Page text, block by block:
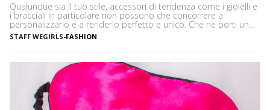
Qualunque sia il tuo stile, accessori di tendenza come i gioielli e
i bracciali in particolare non possono che concorrere a
personalizzarlo e a renderlo perfetto e unico. Che ne porti uno
solo, importante o minimale, o ti piaccia mostrarne una serie,
ciascuno con il proprio significato e valore, i bracciali sono
STAFF WEGIRLS-FASHION